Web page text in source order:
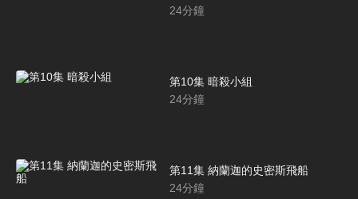
24分鐘
第10集 暗殺小組
24分鐘
第11集 納蘭迦的史密斯飛船
24分鐘